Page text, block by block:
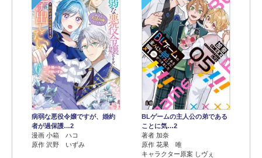
病弱な悪役令嬢ですが、婚約
者が過保護…2
漫画 小箱 ハコ
原作 沢野 いずみ
BLゲームの主人公の弟である
ことに気…2
著者 加奈
原作 花果 唯
キャラクター原案 しヴぇ